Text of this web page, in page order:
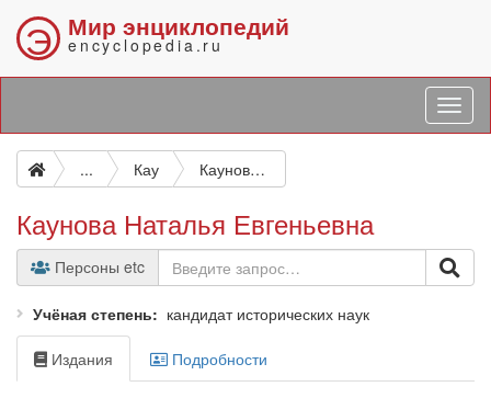
Э Мир энциклопедий
encyclopedia.ru
... Кау Каунова Наталья Евгеньевна
Каунова Наталья Евгеньевна
Персоны etc
Учёная степень кандидат исторических наук
Издания Подробности